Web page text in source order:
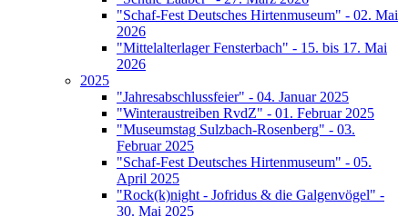
"Schaf-Fest Deutsches Hirtenmuseum" - 02. Mai
2026
"Mittelalterlager Fensterbach" - 15. bis 17. Mai
2026
2025
"Jahresabschlussfeier" - 04. Januar 2025
"Winteraustreiben RvdZ" - 01. Februar 2025
"Museumstag Sulzbach-Rosenberg" - 03.
Februar 2025
"Schaf-Fest Deutsches Hirtenmuseum" - 05.
April 2025
"Rock(k)night - Jofridus & die Galgenvögel" -
30. Mai 2025